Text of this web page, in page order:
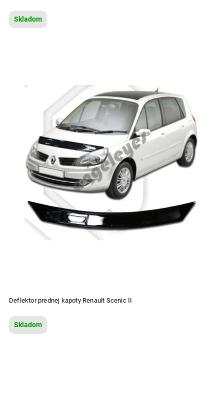
Skladom
Deflektor prednej kapoty Renault Scenic II
Skladom